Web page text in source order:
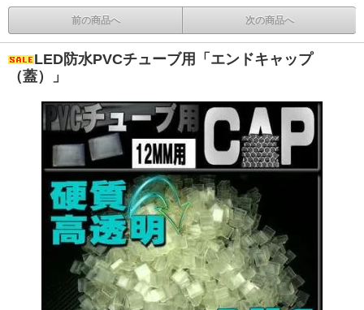
前の商品へ 次の商品へ
LED防水PVCチューブ用「エンドキャップ
（蓋）」